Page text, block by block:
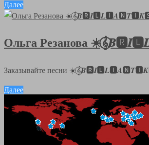
Далее
Ольга Резанова
Заказывайте песни
Далее